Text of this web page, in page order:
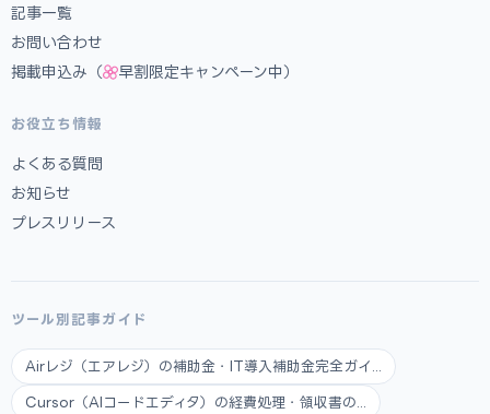
記事一覧
お問い合わせ
掲載申込み（
早割限定キャンペーン中）
お役立ち情報
よくある質問
お知らせ
プレスリリース
ツール別記事ガイド
Airレジ（エアレジ）の補助金・IT導入補助金完全ガイ...
Cursor（AIコードエディタ）の経費処理・領収書の...